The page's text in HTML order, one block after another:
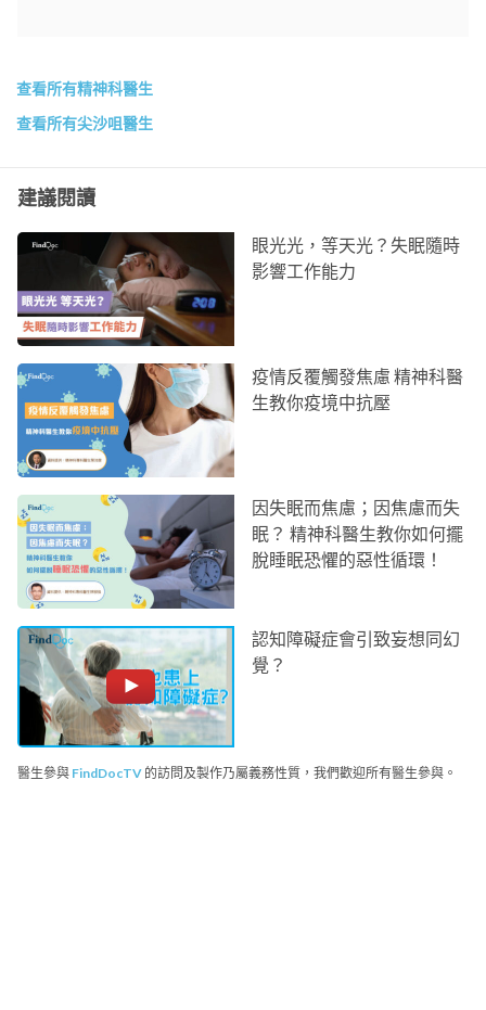
查看所有精神科醫生
查看所有尖沙咀醫生
建議閱讀
眼光光，等天光？失眠隨時
影響工作能力
疫情反覆觸發焦慮 精神科醫
生教你疫境中抗壓
因失眠而焦慮；因焦慮而失
眠？ 精神科醫生教你如何擺
脫睡眠恐懼的惡性循環！
認知障礙症會引致妄想同幻
覺？
醫生參與 FindDocTV 的訪問及製作乃屬義務性質，我們歡迎所有醫生參與。